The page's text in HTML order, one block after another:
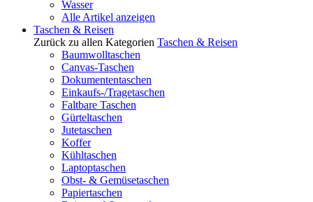
Wasser
Alle Artikel anzeigen
Taschen & Reisen
Zurück zu allen Kategorien Taschen & Reisen
Baumwolltaschen
Canvas-Taschen
Dokumententaschen
Einkaufs-/Tragetaschen
Faltbare Taschen
Gürteltaschen
Jutetaschen
Koffer
Kühltaschen
Laptoptaschen
Obst- & Gemüsetaschen
Papiertaschen